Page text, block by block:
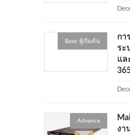
Basic ผู้เริ่มต้น
กา
ระ
แล
Advance
งา